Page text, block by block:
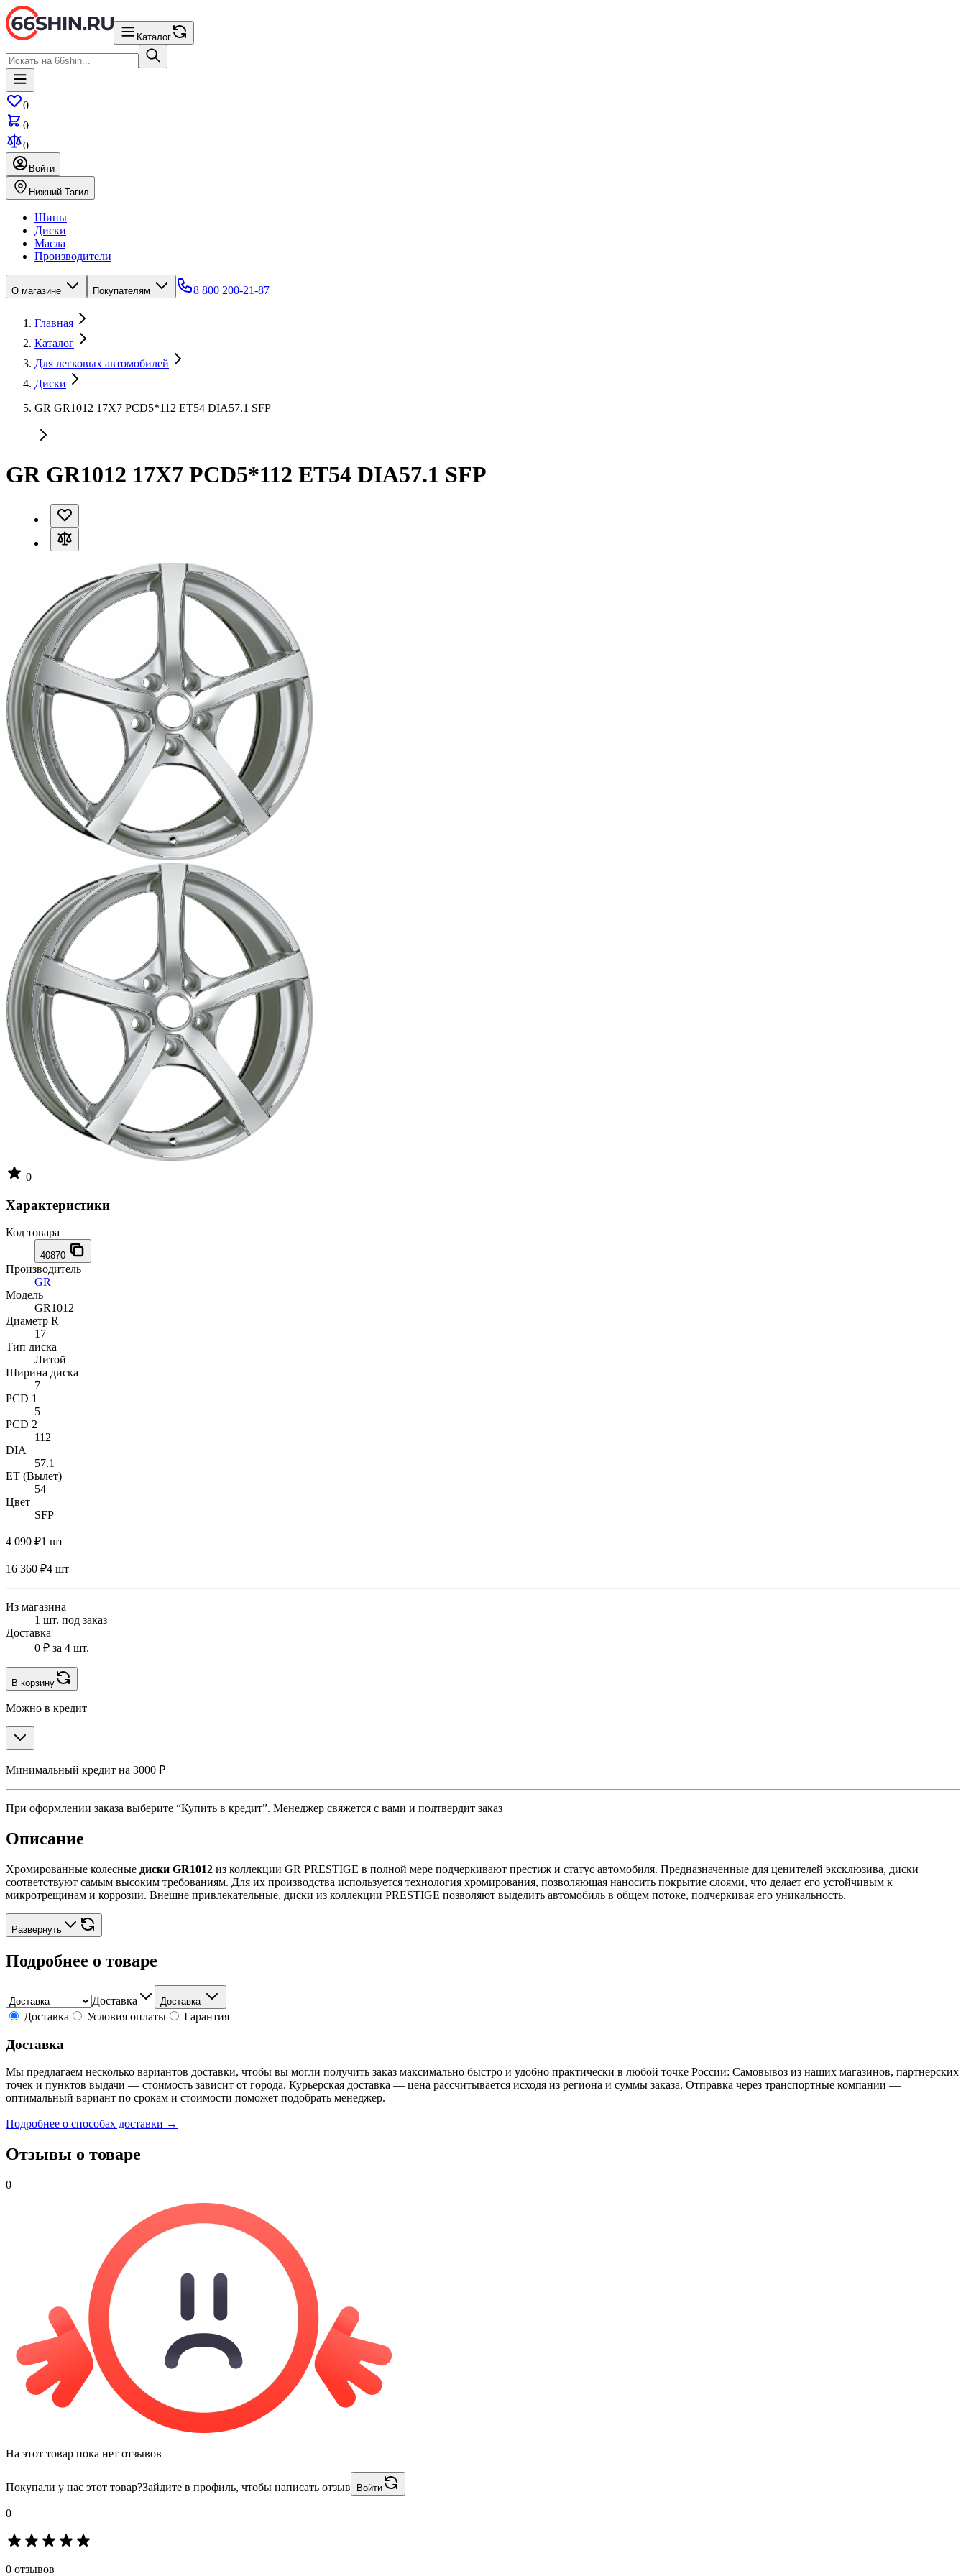
Каталог
0
0
0
Войти
Нижний Тагил
Шины
Диски
Масла
Производители
О магазине Покупателям 8 800 200-21-87
Главная
Каталог
Для легковых автомобилей
Диски
GR GR1012 17X7 PCD5*112 ET54 DIA57.1 SFP
GR GR1012 17X7 PCD5*112 ET54 DIA57.1 SFP
0
Характеристики
Код товара
40870
Производитель
GR
Модель
GR1012
Диаметр R
17
Тип диска
Литой
Ширина диска
7
PCD 1
5
PCD 2
112
DIA
57.1
ET (Вылет)
54
Цвет
SFP
4 090 ₽1 шт
16 360 ₽4 шт
Из магазина
1 шт. под заказ
Доставка
0 ₽ за 4 шт.
В корзину
Можно в кредит
Минимальный кредит на 3000 ₽
При оформлении заказа выберите “Купить в кредит”. Менеджер свяжется с вами и подтвердит заказ
Описание
Хромированные колесные диски GR1012 из коллекции GR PRESTIGE в полной мере подчеркивают престиж и статус автомобиля. Предназначенные для ценителей эксклюзива, диски
соответствуют самым высоким требованиям. Для их производства используется технология хромирования, позволяющая наносить покрытие слоями, что делает его устойчивым к
микротрещинам и коррозии. Внешне привлекательные, диски из коллекции PRESTIGE позволяют выделить автомобиль в общем потоке, подчеркивая его уникальность.
Развернуть
Подробнее о товаре
Доставка Доставка
Доставка Условия оплаты Гарантия
Доставка
Мы предлагаем несколько вариантов доставки, чтобы вы могли получить заказ максимально быстро и удобно практически в любой точке России: Самовывоз из наших магазинов, партнерских
точек и пунктов выдачи — стоимость зависит от города. Курьерская доставка — цена рассчитывается исходя из региона и суммы заказа. Отправка через транспортные компании —
оптимальный вариант по срокам и стоимости поможет подобрать менеджер.
Подробнее о способах доставки →
Отзывы о товаре
0
На этот товар пока нет отзывов
Покупали у нас этот товар?Зайдите в профиль, чтобы написать отзыв Войти
0
0 отзывов